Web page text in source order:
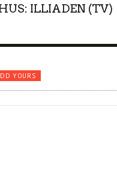
ILLIADEN (TV)
YOURS